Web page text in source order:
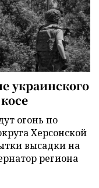
украинского
огонь по
Херсонской
высадки на
региона